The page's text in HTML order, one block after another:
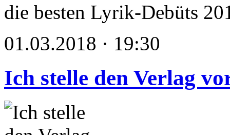
die besten Lyrik-Debüts
01.03.2018 · 19:30
Ich stelle den Verlag